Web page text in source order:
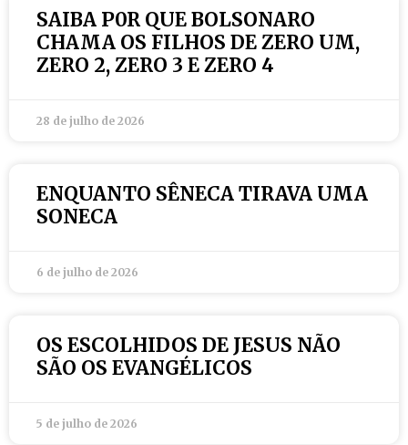
SAIBA P0R QUE BOLSONARO
CHAMA OS FILHOS DE ZERO UM,
ZERO 2, ZERO 3 E ZERO 4
28 de julho de 2026
ENQUANTO SÊNECA TIRAVA UMA
SONECA
6 de julho de 2026
OS ESCOLHIDOS DE JESUS NÃO
SÃO OS EVANGÉLICOS
5 de julho de 2026